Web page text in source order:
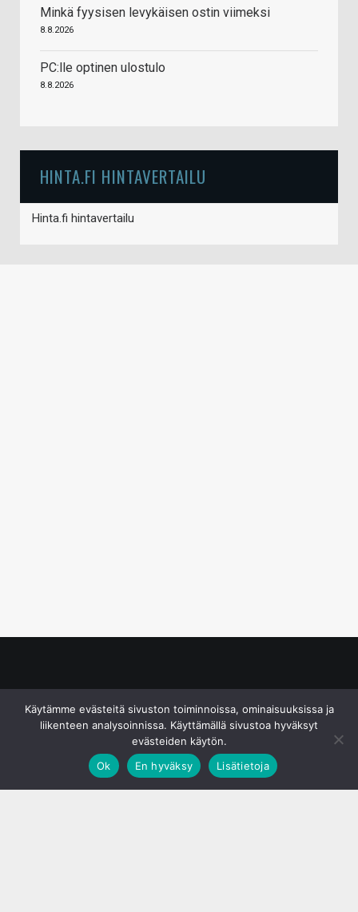
Minkä fyysisen levykäisen ostin viimeksi
8.8.2026
PC:lle optinen ulostulo
8.8.2026
HINTA.FI HINTAVERTAILU
Hinta.fi hintavertailu
Käytämme evästeitä sivuston toiminnoissa, ominaisuuksissa ja
liikenteen analysoinnissa. Käyttämällä sivustoa hyväksyt
evästeiden käytön.
Ok
En hyväksy Lisätietoja